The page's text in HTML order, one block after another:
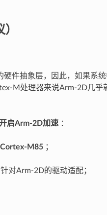
件抽象层，因此，如果系
M处理器来说Arm-2D几乎
启Arm-2D加速：
Cortex-M85；
对Arm-2D的驱动适配；